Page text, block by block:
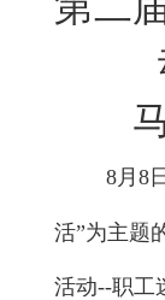
8月 8
活”为主题
活动--职工